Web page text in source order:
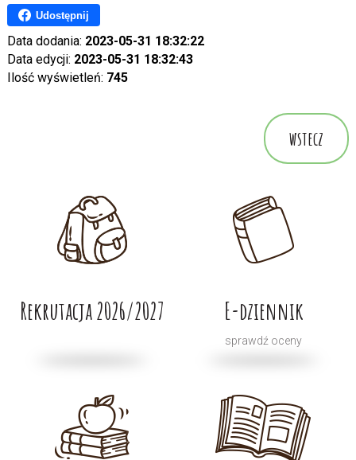
Udostępnij
Data dodania: 2023-05-31 18:32:22
Data edycji: 2023-05-31 18:32:43
Ilość wyświetleń: 745
wstecz
Rekrutacja 2026/2027 E-dziennik
sprawdź oceny